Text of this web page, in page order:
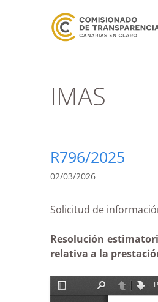
IMAS
R796/2025
02/03/2026
Solicitud de
Resolución
relativa a la